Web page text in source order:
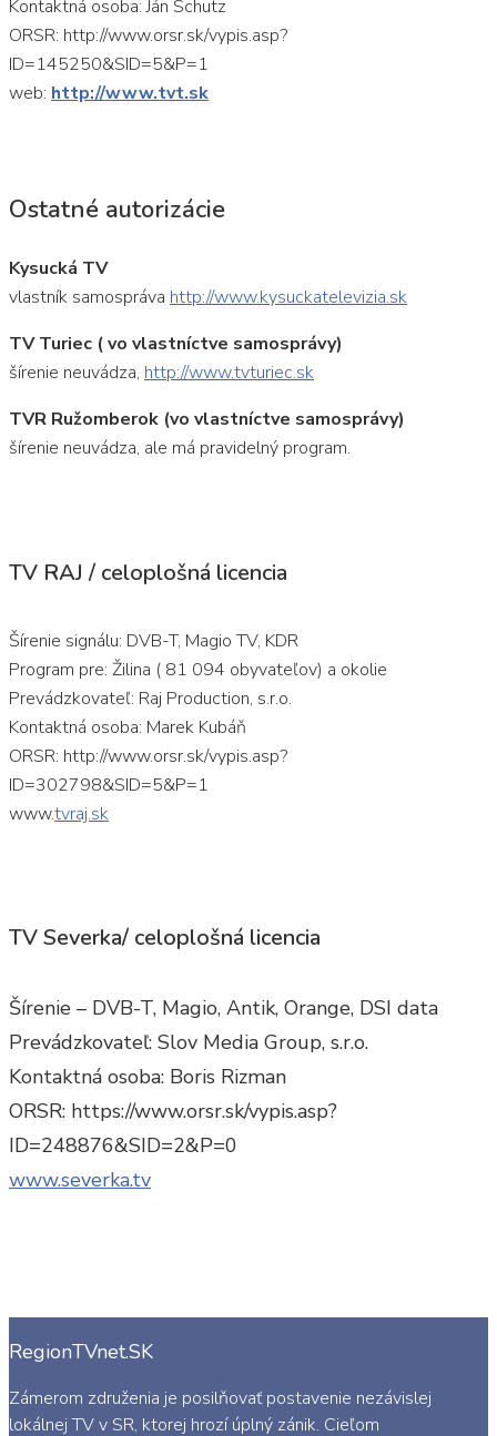
Kontaktná osoba: Ján Schutz
ORSR: http://www.orsr.sk/vypis.asp?
ID=145250&SID=5&P=1
web: http://www.tvt.sk
Ostatné autorizácie
Kysucká TV
vlastník samospráva http://www.kysuckatelevizia.sk
TV Turiec ( vo vlastníctve samosprávy)
šírenie neuvádza, http://www.tvturiec.sk
TVR Ružomberok (vo vlastníctve samosprávy)
šírenie neuvádza, ale má pravidelný program.
TV RAJ / celoplošná licencia
Šírenie signálu: DVB-T, Magio TV, KDR
Program pre: Žilina ( 81 094 obyvateľov) a okolie
Prevádzkovateľ: Raj Production, s.r.o.
Kontaktná osoba: Marek Kubáň
ORSR: http://www.orsr.sk/vypis.asp?
ID=302798&SID=5&P=1
www.tvraj.sk
TV Severka/ celoplošná licencia
Šírenie – DVB-T, Magio, Antik, Orange, DSI data
Prevádzkovateľ: Slov Media Group, s.r.o.
Kontaktná osoba: Boris Rizman
ORSR: https://www.orsr.sk/vypis.asp?
ID=248876&SID=2&P=0
www.severka.tv
RegionTVnet.SK
Zámerom združenia je posilňovať postavenie nezávislej
lokálnej TV v SR, ktorej hrozí úplný zánik. Cieľom